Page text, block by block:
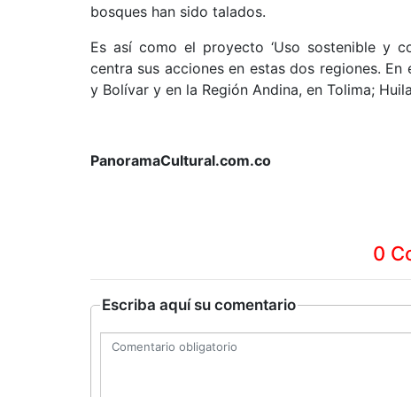
bosques han sido talados.
Es así como el proyecto ‘Uso sostenible y
centra sus acciones en estas dos regiones.
y Bolívar y en la Región Andina, en Tolima;
PanoramaCultural.com.co
0
Escriba aquí su comentario